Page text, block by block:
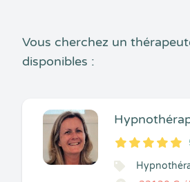
Vous cherchez un
disponibles :
5
1
5
51